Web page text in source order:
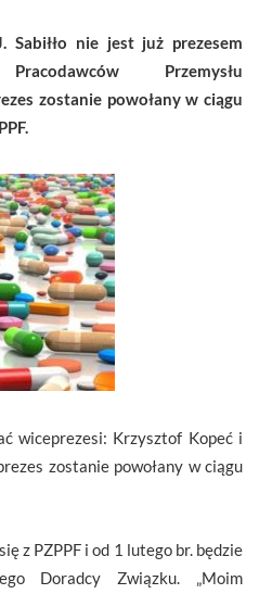
nie jest już prezesem
Przemysłu
zostanie powołany w ciągu
wiceprezesi: Krzysztof Kopeć i
zostanie powołany w ciągu
z PZPPF i od 1 lutego br. będzie
Doradcy Związku. „Moim